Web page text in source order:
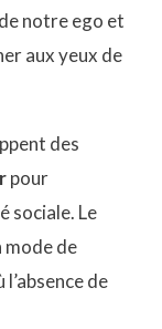
notre ego et
aux yeux de
des
pour
sociale. Le
mode de
de